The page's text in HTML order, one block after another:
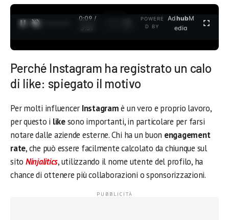
0:09 /
3:37
POWERE
D BY
AdhubM
edia
Perché Instagram ha registrato un calo
di like: spiegato il motivo
Per molti influencer Instagramè un vero e proprio lavoro,
per questo i likesono importanti, in particolare per farsi
notare dalle aziende esterne. Chi ha un buon engagement
rate, che può essere facilmente calcolato da chiunque sul
sito Ninjalitics, utilizzando il nome utente del profilo, ha
chance di ottenere più collaborazioni o sponsorizzazioni.